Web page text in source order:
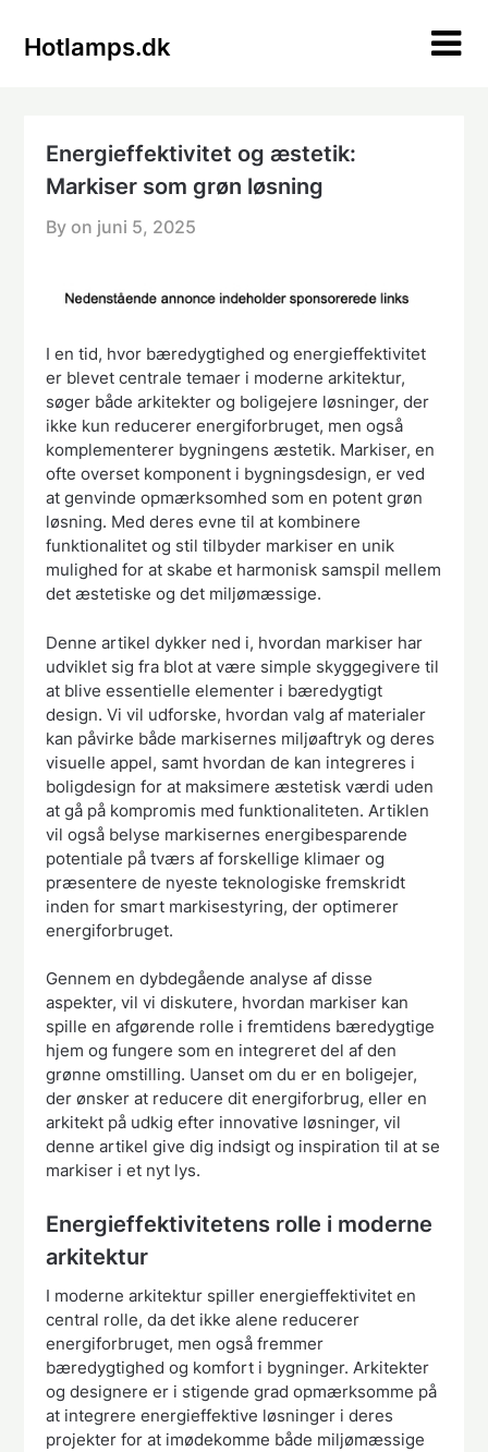
Hotlamps.dk
Energieffektivitet og æstetik:
Markiser som grøn løsning
By on juni 5, 2025
I en tid, hvor bæredygtighed og energieffektivitet
er blevet centrale temaer i moderne arkitektur,
søger både arkitekter og boligejere løsninger, der
ikke kun reducerer energiforbruget, men også
komplementerer bygningens æstetik. Markiser, en
ofte overset komponent i bygningsdesign, er ved
at genvinde opmærksomhed som en potent grøn
løsning. Med deres evne til at kombinere
funktionalitet og stil tilbyder markiser en unik
mulighed for at skabe et harmonisk samspil mellem
det æstetiske og det miljømæssige.
Denne artikel dykker ned i, hvordan markiser har
udviklet sig fra blot at være simple skyggegivere til
at blive essentielle elementer i bæredygtigt
design. Vi vil udforske, hvordan valg af materialer
kan påvirke både markisernes miljøaftryk og deres
visuelle appel, samt hvordan de kan integreres i
boligdesign for at maksimere æstetisk værdi uden
at gå på kompromis med funktionaliteten. Artiklen
vil også belyse markisernes energibesparende
potentiale på tværs af forskellige klimaer og
præsentere de nyeste teknologiske fremskridt
inden for smart markisestyring, der optimerer
energiforbruget.
Gennem en dybdegående analyse af disse
aspekter, vil vi diskutere, hvordan markiser kan
spille en afgørende rolle i fremtidens bæredygtige
hjem og fungere som en integreret del af den
grønne omstilling. Uanset om du er en boligejer,
der ønsker at reducere dit energiforbrug, eller en
arkitekt på udkig efter innovative løsninger, vil
denne artikel give dig indsigt og inspiration til at se
markiser i et nyt lys.
Energieffektivitetens rolle i moderne
arkitektur
I moderne arkitektur spiller energieffektivitet en
central rolle, da det ikke alene reducerer
energiforbruget, men også fremmer
bæredygtighed og komfort i bygninger. Arkitekter
og designere er i stigende grad opmærksomme på
at integrere energieffektive løsninger i deres
projekter for at imødekomme både miljømæssige